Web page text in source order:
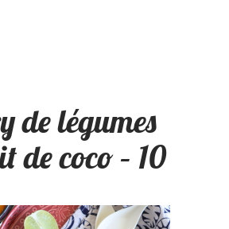
de légumes
de coco – 10